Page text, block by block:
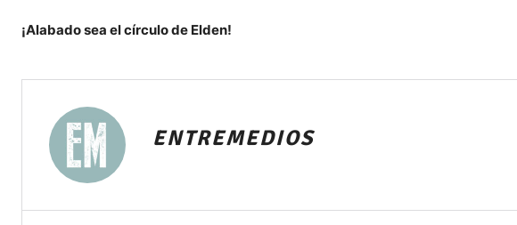
¡Alabado sea el círculo de Elden!
ENTREMEDIOS